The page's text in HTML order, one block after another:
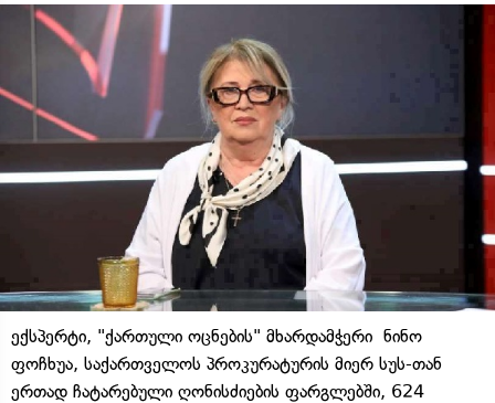
ექსპერტი, "ქართული ოცნების" მხარდამჭერი ნინო
ფოჩხუა, საქართველოს პროკურატურის მიერ სუს-თან
ერთად ჩატარებული ღონისძიების ფარგლებში, 624